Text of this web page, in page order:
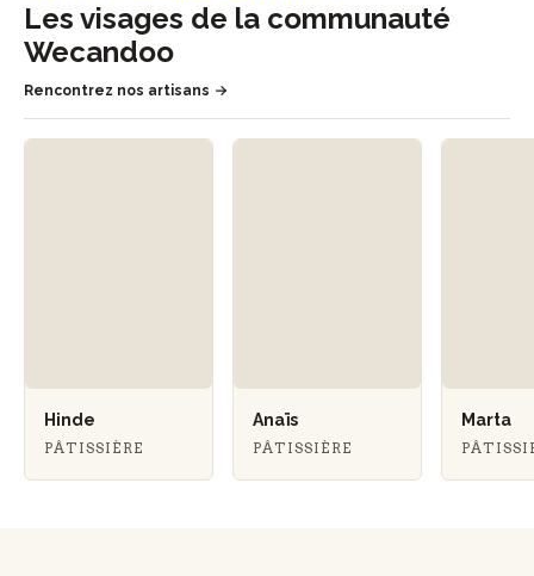
Les visages de la communauté
Wecandoo
Rencontrez nos artisans
Hinde
PÂTISSIÈRE
Anaïs
PÂTISSIÈRE
Marta